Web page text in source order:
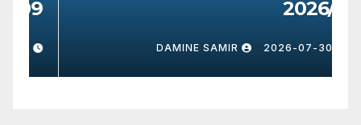
2026/8
2026-07-30
DAMINE SAMIR